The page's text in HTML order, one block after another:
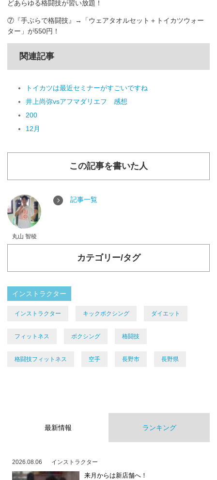
どあらゆる格闘技が習い放題！
⑦『手ぶらで格闘技』→「ウェアタオルセット＋トイカツウォー
ター」が550円！
関連記事
トイカツは最近セミナーがすごいですね
井上尚弥vsアフマダリエフ 感想
200
12月
この記事を書いた人
丸山 智稜
記事一覧
カテゴリー/タグ
インストラクター
インストラクター キックボクシング ダイエット
フィットネス ボクシング 格闘技
格闘技フィットネス 空手 長野市 長野県
最新情報 ランキング
2026.08.06 インストラクター
来月からは新店舗へ！